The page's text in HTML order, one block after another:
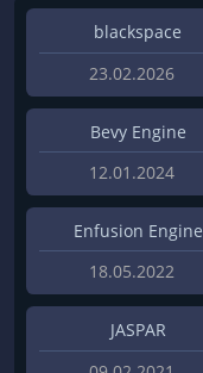
blackspace
23.02.2026
Bevy Engine
12.01.2024
Enfusion Engine
18.05.2022
JASPAR